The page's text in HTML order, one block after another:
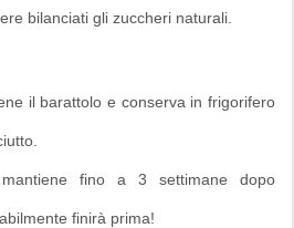
bilanciati gli zuccheri naturali.
il barattolo e conserva in frigorifero
fino a 3 settimane dopo
finirà prima!